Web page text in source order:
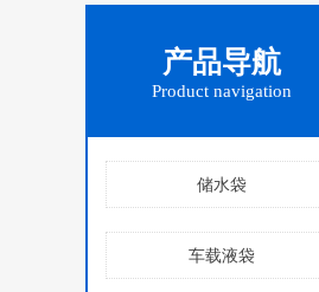
产品导航
Product navigation
储水袋
车载液袋